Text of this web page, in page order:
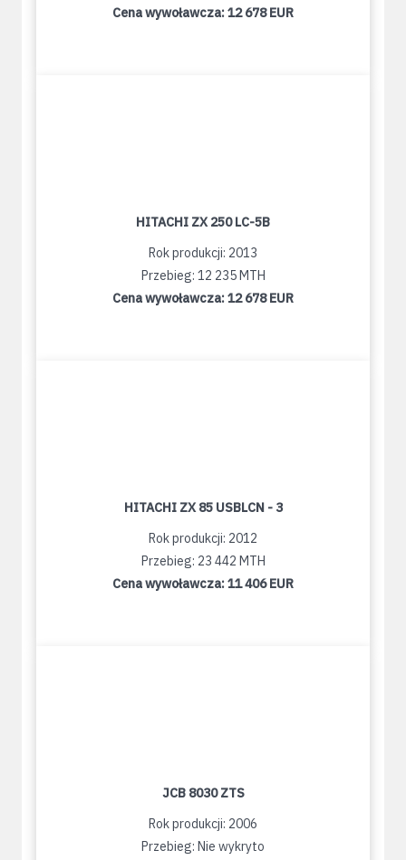
Cena wywoławcza:12 678 EUR
HITACHI ZX 250 LC-5B
Rok produkcji: 2013
Przebieg: 12 235 MTH
Cena wywoławcza:12 678 EUR
HITACHI ZX 85 USBLCN - 3
Rok produkcji: 2012
Przebieg: 23 442 MTH
Cena wywoławcza:11 406 EUR
JCB 8030 ZTS
Rok produkcji: 2006
Przebieg: Nie wykryto